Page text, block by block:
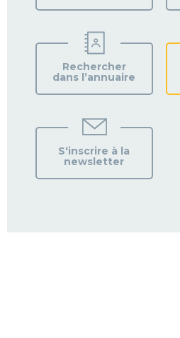
Rechercher
dans l’annuaire
S'inscrire à la
newsletter